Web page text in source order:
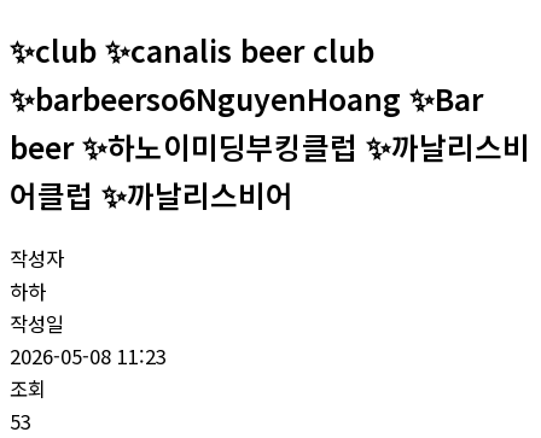
✨club ✨canalis beer club
✨barbeerso6NguyenHoang ✨Bar
beer ✨하노이미딩부킹클럽 ✨까날리스비
어클럽 ✨까날리스비어
작성자
하하
작성일
2026-05-08 11:23
조회
53